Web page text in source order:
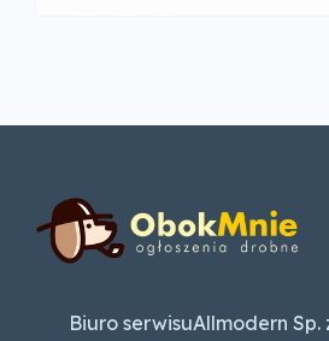
Biuro serwisuAllmodern Sp.